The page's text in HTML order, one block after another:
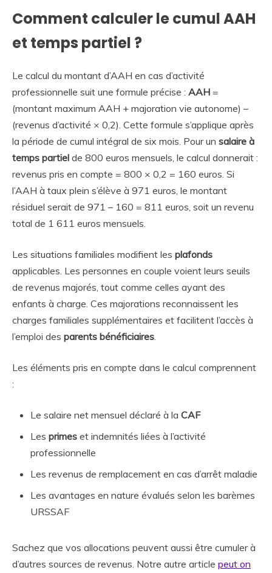
Comment calculer le cumul AAH
et temps partiel ?
Le calcul du montant d’AAH en cas d’activité
professionnelle suit une formule précise : AAH =
(montant maximum AAH + majoration vie autonome) –
(revenus d’activité × 0,2). Cette formule s’applique après
la période de cumul intégral de six mois. Pour un salaire à
temps partiel de 800 euros mensuels, le calcul donnerait :
revenus pris en compte = 800 × 0,2 = 160 euros. Si
l’AAH à taux plein s’élève à 971 euros, le montant
résiduel serait de 971 – 160 = 811 euros, soit un revenu
total de 1 611 euros mensuels.
Les situations familiales modifient les plafonds
applicables. Les personnes en couple voient leurs seuils
de revenus majorés, tout comme celles ayant des
enfants à charge. Ces majorations reconnaissent les
charges familiales supplémentaires et facilitent l’accès à
l’emploi des parents bénéficiaires
Les éléments pris en compte dans le calcul comprennent
:
Le salaire net mensuel déclaré à la CAF
Les primes et indemnités liées à l’activité
professionnelle
Les revenus de remplacement en cas d’arrêt maladie
Les avantages en nature évalués selon les barèmes
URSSAF
Sachez que vos allocations peuvent aussi être cumuler à
d’autres sources de revenus. Notre autre article peut on